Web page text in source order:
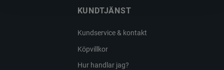
KUNDTJÄNST
Kundservice & kontakt
Köpvillkor
Hur handlar jag?